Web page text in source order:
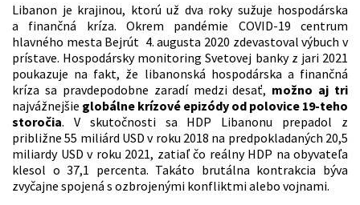
Libanon je krajinou, ktorú už dva roky sužuje hospodárska
a finančná kríza. Okrem pandémie COVID-19 centrum
hlavného mesta Bejrút 4. augusta 2020 zdevastoval výbuch v
prístave. Hospodársky monitoring Svetovej banky z jari 2021
poukazuje na fakt, že libanonská hospodárska a finančná
kríza sa pravdepodobne zaradí medzi desať, možno aj tri
najvážnejšie globálne krízové ​​epizódy od polovice 19-teho
storočia. V skutočnosti sa HDP Libanonu prepadol z
približne 55 miliárd USD v roku 2018 na predpokladaných 20,5
miliardy USD v roku 2021, zatiaľ čo reálny HDP na obyvateľa
klesol o 37,1 percenta. Takáto brutálna kontrakcia býva
zvyčajne spojená s ozbrojenými konfliktmi alebo vojnami.